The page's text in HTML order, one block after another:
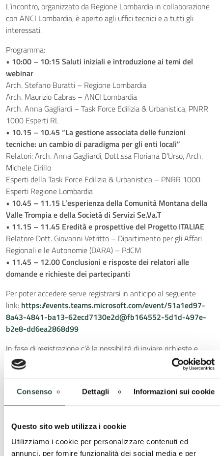
Consenso Dettagli Informazioni sui cookie
Questo sito web utilizza i cookie
Utilizziamo i cookie per personalizzare contenuti ed
annunci, per fornire funzionalità dei social media e per
L’incontro, organizzato da Regione Lombardia in collaborazione
con ANCI Lombardia, è aperto agli uffici tecnici e a tutti gli
interessati.
Programma:
• 10:00 – 10:15 Saluti iniziali e introduzione ai temi del
webinar
Arch. Stefano Buratti – Regione Lombardia
Arch. Maurizio Cabras – ANCI Lombardia
Arch. Anna Gagliardi – Task Force Edilizia & Urbanistica, PNRR
1000 Esperti RL
• 10.15 – 10.45 “La gestione associata delle funzioni
tecniche: un cambio di paradigma per gli enti locali”
Relatori: Arch. Anna Gagliardi, Dott.ssa Floriana D’Urso, Arch.
Michele Cirillo
Esperti della Task Force Edilizia & Urbanistica – PNRR 1000
Esperti Regione Lombardia
• 10.45 – 11.15 L’esperienza della Comunità Montana della
Valle Trompia e della Società di Servizi Se.Va.T
• 11.15 – 11.45 Eredità e prospettive del Progetto ITALIAE
Relatore Dott. Giovanni Vetritto – Dipartimento per gli Affari
Regionali e le Autonomie (DARA) – PdCM
• 11.45 – 12.00 Conclusioni e risposte dei relatori alle
domande e richieste dei partecipanti
Per poter accedere serve registrarsi in anticipo al seguente
link: https://events.teams.microsoft.com/event/51a1ed97-
8a43-4841-ba13-62ecd7130e2d@fb164552-5d1d-497e-
b2e8-dd6ea2868d99
In fase di registrazione c’è la possibilità di inviare richieste e
domande agli Esperti.
Vi aspettiamo!
Gruppo PNRR 1000 Esperti di Regione Lombardia
e-mail: richiestepnrr.eell.rl@gmail.com ;
tel: 338 892 6670 – Progetto 1000 Esperti Regione Lombardia